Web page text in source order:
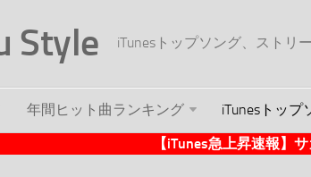
Style iTunesトップソング、ストリ
年間ヒット曲ランキング iTunesトップ
【iTunes急上昇速報】